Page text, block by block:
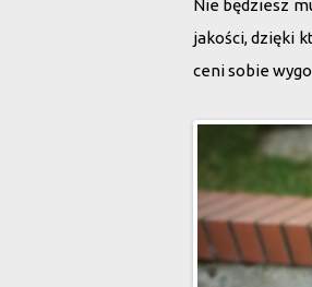
Nie będziesz
jakości, dzięki
ceni sobie